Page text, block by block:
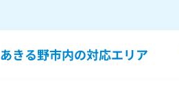
あきる野市内の対応エリア